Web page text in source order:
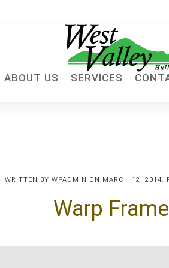
ABOUT US SERVICES
WRITTEN BY WPADMIN ON MARCH 12, 2014.
Warp